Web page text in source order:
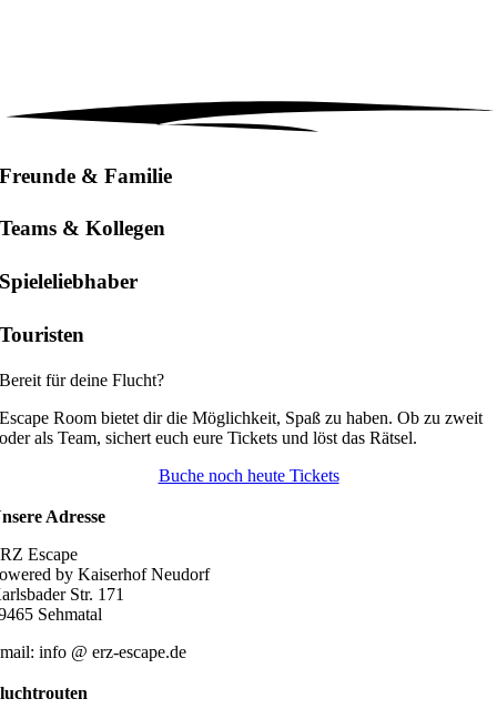
Freunde & Familie
Teams & Kollegen
Spieleliebhaber
Touristen
Bereit für deine Flucht?
Escape Room bietet dir die Möglichkeit, Spaß zu haben. Ob zu zweit
oder als Team, sichert euch eure Tickets und löst das Rätsel.
Buche noch heute Tickets
Adresse
Escape
by Kaiserhof Neudorf
Str. 171
Sehmatal
info @ erz-escape.de